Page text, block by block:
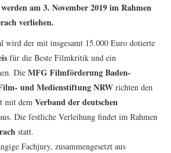
am 3. November 2019 im Rahmen
verliehen.
wird der mit insgesamt 15.000 Euro dotierte
für die Beste Filmkritik und ein
DieMFG Filmförderung Baden-
und Medienstiftung NRW richten den
mit demVerband der deutschen
Die festliche Verleihung findet im Rahmen
statt.
Fachjury, zusammengesetzt aus